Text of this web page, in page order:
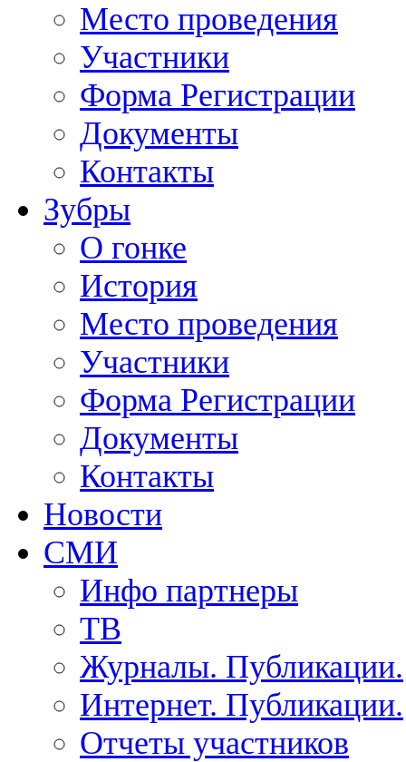
Место проведения
Участники
Форма Регистрации
Документы
Контакты
Зубры
О гонке
История
Место проведения
Участники
Форма Регистрации
Документы
Контакты
Новости
СМИ
Инфо партнеры
ТВ
Журналы. Публикации.
Интернет. Публикации.
Отчеты участников